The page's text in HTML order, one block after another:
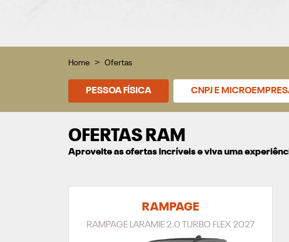
Home Ofertas
PESSOA FÍSICA CNPJ E
OFERTAS RAM
Aproveite as ofertas incríveis e viva uma
RAMPAGE
RAMPAGE LARAMIE 2.0 TURBO FLEX 2027